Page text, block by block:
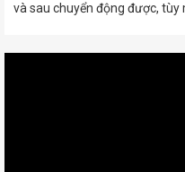
và sau chuyển động được, tùy